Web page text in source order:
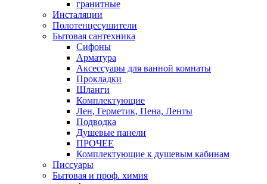
гранитные
Инсталяции
Полотенцесушители
Бытовая сантехника
Сифоны
Арматура
Аксессуары для ванной комнаты
Прокладки
Шланги
Комплектующие
Лен, Герметик, Пена, Ленты
Подводка
Душевые панели
ПРОЧЕЕ
Комплектующие к душевым кабинам
Писсуары
Бытовая и проф. химия